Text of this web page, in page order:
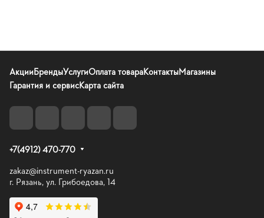
АкцииБрендыУслугиОплата товараКонтактыМагазины
Гарантия и сервисКарта сайта
+7(4912) 470-770
zakaz@instrument-ryazan.ru
г. Рязань, ул. Грибоедова, 14